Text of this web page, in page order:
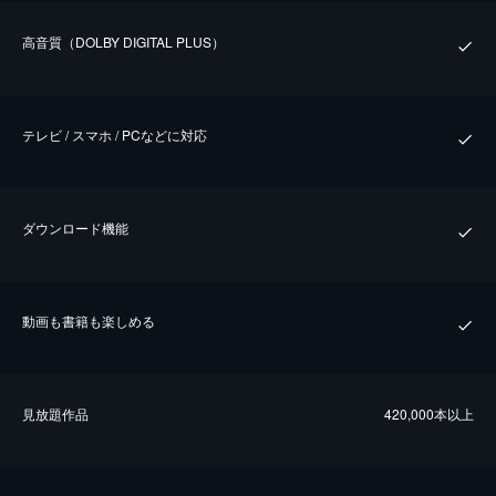
⾼⾳質（DOLBY DIGITAL PLUS）
テレビ / スマホ / PCなどに対応
ダウンロード機能
動画も書籍も楽しめる
⾒放題作品 420,000本以上